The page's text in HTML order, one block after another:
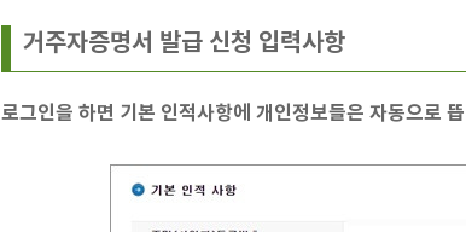
거주자증명서 발급 신청 입력사항
로그인을 하면 기본 인적사항에 개인정보들은 자동으로